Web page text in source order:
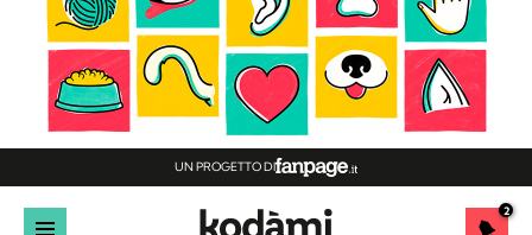
UN PROGETTO DI
2